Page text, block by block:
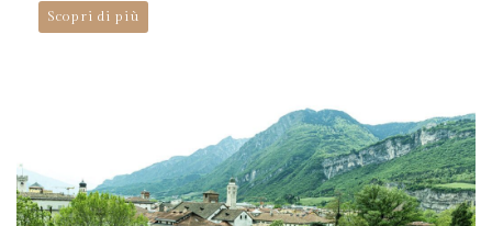
Scopri di più